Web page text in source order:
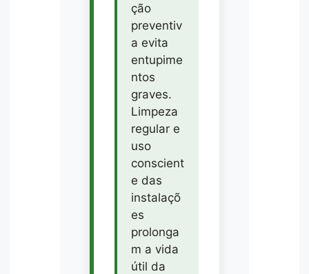
ção
preventiv
a evita
entupime
ntos
graves.
Limpeza
regular e
uso
conscient
e das
instalaçõ
es
prolonga
m a vida
útil da